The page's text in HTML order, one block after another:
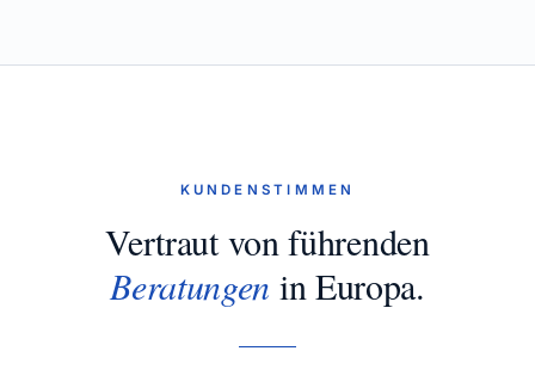
KUNDENSTIMMEN
Vertraut von führenden
Beratungen in Europa.